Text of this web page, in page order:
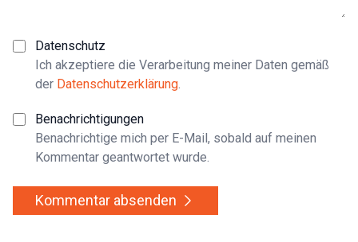
Datenschutz
Ich akzeptiere die Verarbeitung meiner Daten gemäß
der Datenschutzerklärung.
Benachrichtigungen
Benachrichtige mich per E-Mail, sobald auf meinen
Kommentar geantwortet wurde.
Kommentar absenden